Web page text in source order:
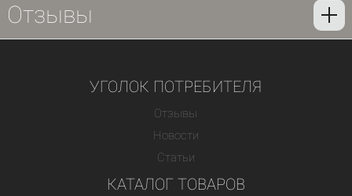
Отзывы
УГОЛОК ПОТРЕБИТЕЛЯ
Отзывы
Новости
Статьи
КАТАЛОГ ТОВАРОВ